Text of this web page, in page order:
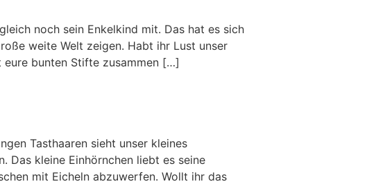
noch sein Enkelkind mit. Das hat es sich
weite Welt zeigen. Habt ihr Lust unser
eure bunten Stifte zusammen […]
Tasthaaren sieht unser kleines
Das kleine Einhörnchen liebt es seine
mit Eicheln abzuwerfen. Wollt ihr das